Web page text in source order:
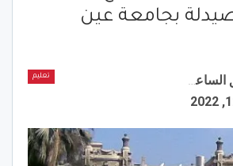
بجامعة عين
تعليم
برس